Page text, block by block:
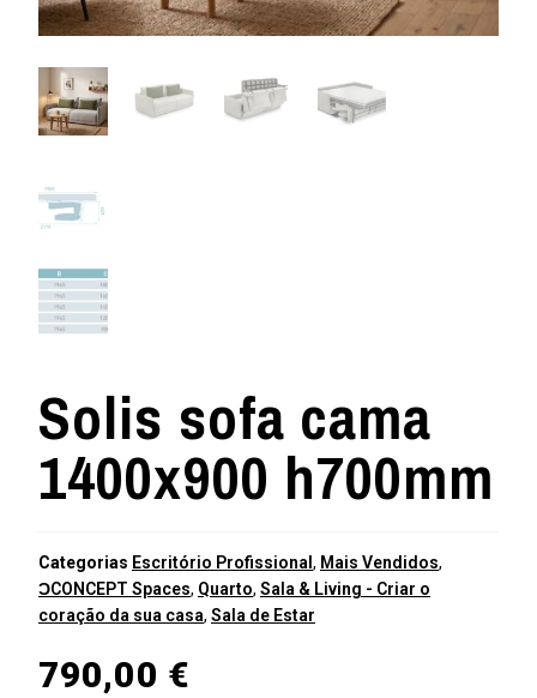
Solis sofa cama
1400x900 h700mm
Categorias Escritório Profissional , Mais Vendidos,
ƆCONCEPT Spaces, Quarto, Sala & Living - Criar o
coração da sua casa, Sala de Estar
790,00 €